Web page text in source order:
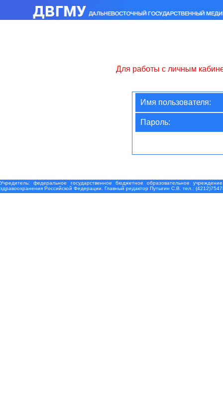
Для работы с личным
Имя пользователя:
Пароль:
Учредитель: федеральное государственное бюджетное образовательное
здравоохранения Российской Федерации. Главный редактор Путыгин С.В. тел.: